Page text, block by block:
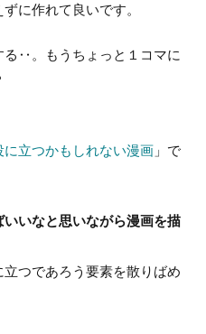
に作れて良いです。
る‥。もうちょっと１コマに
に立つかもしれない漫画 」で
いなと思いながら漫画を描
つであろう要素を散りばめ